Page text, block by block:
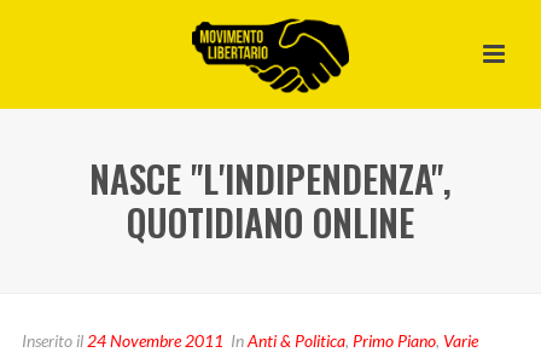
NASCE "L'INDIPENDENZA",
QUOTIDIANO ONLINE
Inserito il 24 Novembre 2011 InAnti & Politica, Primo Piano, Varie